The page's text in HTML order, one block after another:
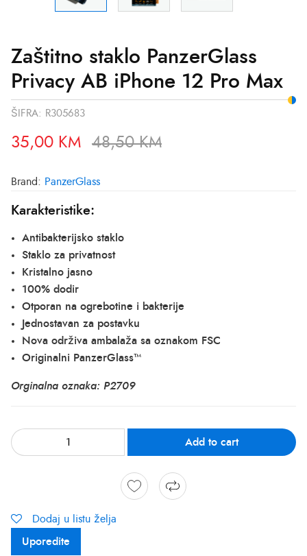
Zaštitno staklo PanzerGlass
Privacy AB iPhone 12 Pro Max
ŠIFRA: R305683
48,50KM
35,00 KM
Brand: PanzerGlass
Karakteristike:
Antibakterijsko staklo
Staklo za privatnost
Kristalno jasno
100% dodir
Otporan na ogrebotine i bakterije
Jednostavan za postavku
Nova održiva ambalaža sa oznakom FSC
Originalni PanzerGlass™
Orginalna oznaka: P2709
Add to cart
Dodaj u listu želja
Uporedite